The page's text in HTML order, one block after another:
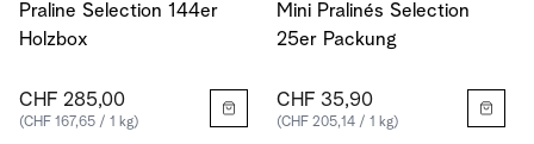
Praline Selection 144er
Holzbox
CHF 285,00
(CHF 167,65 / 1 kg)
Mini Pralinés Selection
25er Packung
CHF 35,90
(CHF 205,14 / 1 kg)